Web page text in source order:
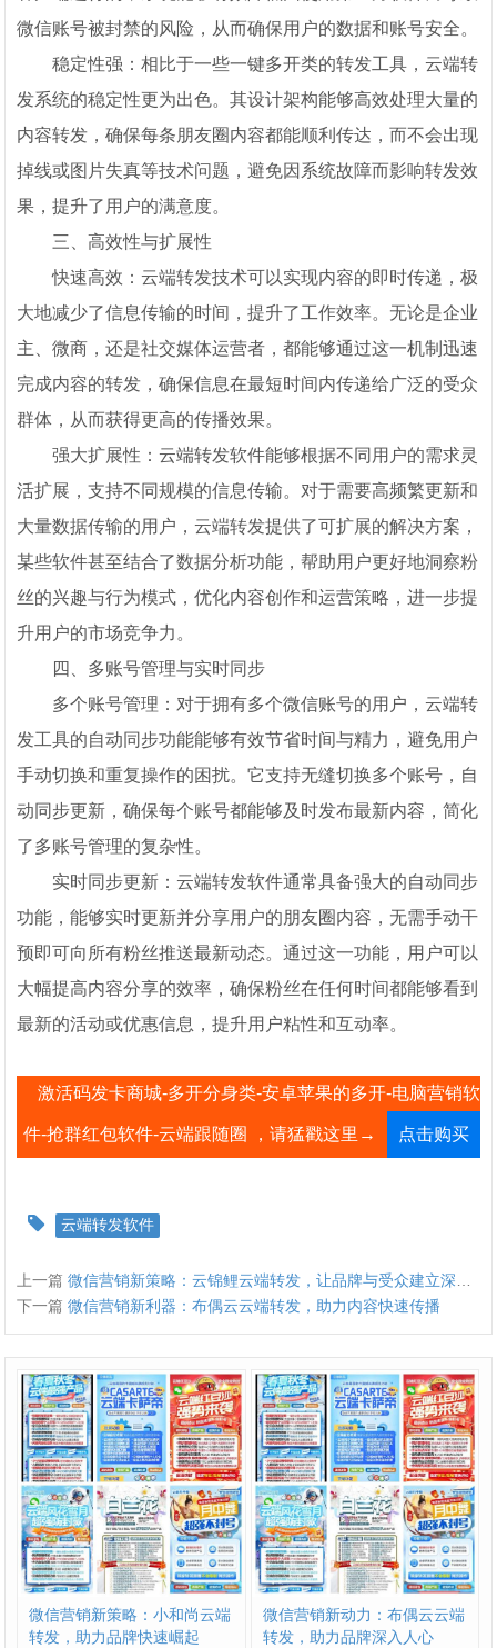
微信账号被封禁的风险，从而确保用户的数据和账号安全。
稳定性强：相比于一些一键多开类的转发工具，云端转
发系统的稳定性更为出色。其设计架构能够高效处理大量的
内容转发，确保每条朋友圈内容都能顺利传达，而不会出现
掉线或图片失真等技术问题，避免因系统故障而影响转发效
果，提升了用户的满意度。
三、高效性与扩展性
快速高效：云端转发技术可以实现内容的即时传递，极
大地减少了信息传输的时间，提升了工作效率。无论是企业
主、微商，还是社交媒体运营者，都能够通过这一机制迅速
完成内容的转发，确保信息在最短时间内传递给广泛的受众
群体，从而获得更高的传播效果。
强大扩展性：云端转发软件能够根据不同用户的需求灵
活扩展，支持不同规模的信息传输。对于需要高频繁更新和
大量数据传输的用户，云端转发提供了可扩展的解决方案，
某些软件甚至结合了数据分析功能，帮助用户更好地洞察粉
丝的兴趣与行为模式，优化内容创作和运营策略，进一步提
升用户的市场竞争力。
四、多账号管理与实时同步
多个账号管理：对于拥有多个微信账号的用户，云端转
发工具的自动同步功能能够有效节省时间与精力，避免用户
手动切换和重复操作的困扰。它支持无缝切换多个账号，自
动同步更新，确保每个账号都能够及时发布最新内容，简化
了多账号管理的复杂性。
实时同步更新：云端转发软件通常具备强大的自动同步
功能，能够实时更新并分享用户的朋友圈内容，无需手动干
预即可向所有粉丝推送最新动态。通过这一功能，用户可以
大幅提高内容分享的效率，确保粉丝在任何时间都能够看到
最新的活动或优惠信息，提升用户粘性和互动率。
激活码发卡商城-多开分身类-安卓苹果的多开-电脑营销软
件-抢群红包软件-云端跟随圈 ，请猛戳这里→ 点击购买
云端转发软件
上一篇微信营销新策略：云锦鲤云端转发，让品牌与受众建立深厚联系
下一篇微信营销新利器：布偶云云端转发，助力内容快速传播
微信营销新策略：小和尚云端
转发，助力品牌快速崛起
微信营销新动力：布偶云云端
转发，助力品牌深入人心